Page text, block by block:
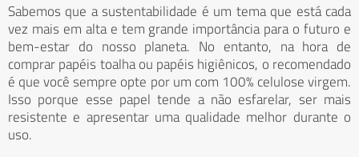
Sabemos que a sustentabilidade é um tema que está cada
vez mais em alta e tem grande importância para o futuro e
bem-estar do nosso planeta. No entanto, na hora de
comprar papéis toalha ou papéis higiênicos, o recomendado
é que você sempre opte por um com 100% celulose virgem.
Isso porque esse papel tende a não esfarelar, ser mais
resistente e apresentar uma qualidade melhor durante o
uso.